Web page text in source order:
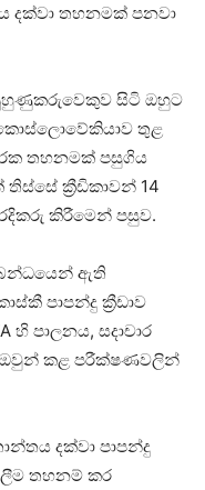
දක්වා තහනමක් පනවා
සිටි ඔහුට
තුළ
තහනමක් පසුගිය
ක්‍රීඩිකාවන් 14
කිරීමෙන් පසුව.
ඇති
පාපන්දු ක්‍රීඩාව
පාලනය, සදාචාර
ඔවුන් කළ පරීක්ෂණවලින්
දක්වා පාපන්දු
තහනම් කර